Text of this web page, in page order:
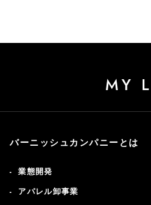
MY
バーニッシュカンパニーとは
業態開発
アパレル卸事業